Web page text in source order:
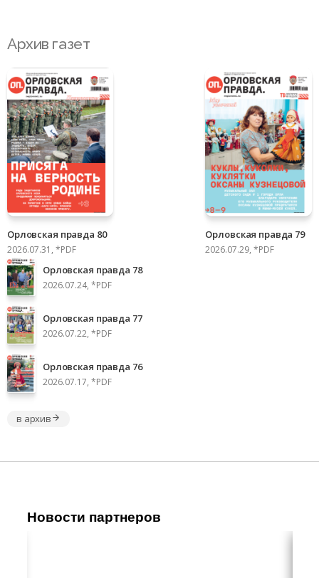
Архив газет
Орловская правда 80
2026.07.31, *PDF
Орловская правда 79
2026.07.29, *PDF
Орловская правда 78
2026.07.24, *PDF
Орловская правда 77
2026.07.22, *PDF
Орловская правда 76
2026.07.17, *PDF
в архив
Новости партнеров